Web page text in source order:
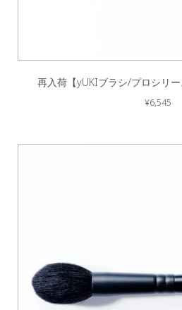
再入荷【yUKIブラシ/プロシリ
¥6,545